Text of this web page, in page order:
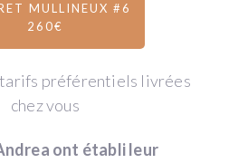
MULLINEUX #6
260€
préférentiels livrées
chez vous
ont établi leur